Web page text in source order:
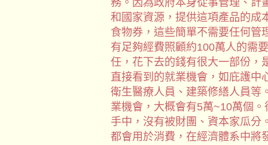
務。因為政府本身從事管理、計
和國家資源，提供這項產品的成
食物券，這些簡單不需要任何管
有足夠經費照顧約100萬人的需
任，花下去的錢有很大一部份，
直接看到的就業機會，如庇護中
衛生醫療人員、建築修繕人員等
業機會，大概會有5萬~10萬個
手中，沒有被財團、資本家瓜分
都會用於消費，在經濟體系中將